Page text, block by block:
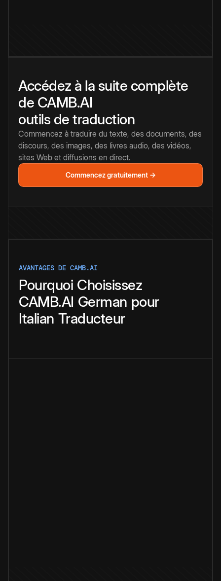
Accédez à la suite complète
de CAMB.AI
outils de traduction
Commencez à traduire du texte, des documents, des
discours, des images, des livres audio, des vidéos,
sites Web et diffusions en direct.
Commencez gratuitement →
AVANTAGES DE CAMB.AI
Pourquoi Choisissez
CAMB.AI German pour
Italian Traducteur